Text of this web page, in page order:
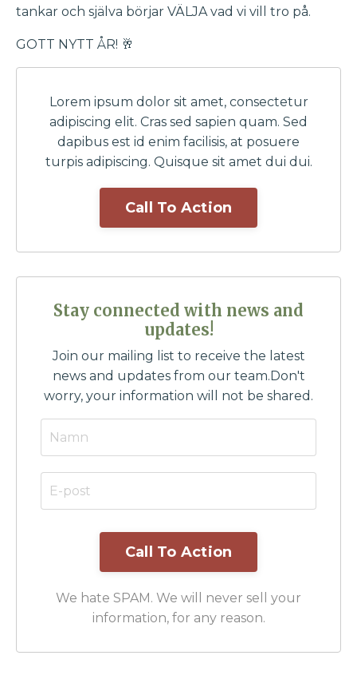
tankar och själva börjar VÄLJA vad vi vill tro på.
GOTT NYTT ÅR! 🥂
Lorem ipsum dolor sit amet, consectetur
adipiscing elit. Cras sed sapien quam. Sed
dapibus est id enim facilisis, at posuere
turpis adipiscing. Quisque sit amet dui dui.
Call To Action
Stay connected with news and
updates!
Join our mailing list to receive the latest
news and updates from our team.Don't
worry, your information will not be shared.
Call To Action
We hate SPAM. We will never sell your
information, for any reason.